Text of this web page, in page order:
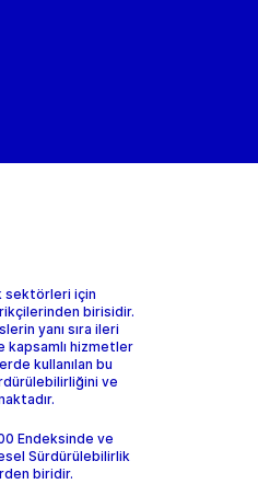
sektörleri için
birisidir.
yanı sıra ileri
hizmetler
kullanılan bu
ve
Endeksinde ve
Sürdürülebilirlik
biridir.